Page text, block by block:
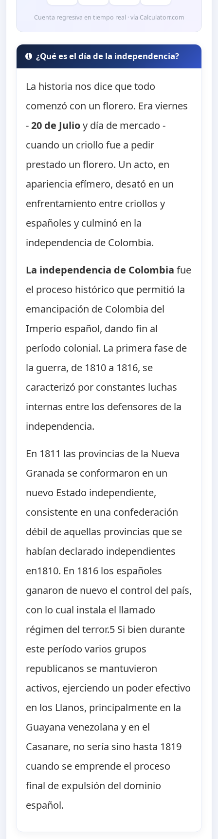
Cuenta regresiva en tiempo real · vía Calculatorr.com
¿Qué es el día de la independencia?
La historia nos dice que todo
comenzó con un florero. Era viernes
-20 de Julioy día de mercado -
cuando un criollo fue a pedir
prestado un florero. Un acto, en
apariencia efímero, desató en un
enfrentamiento entre criollos y
españoles y culminó en la
independencia de Colombia.
La independencia de Colombia fue
el proceso histórico que permitió la
emancipación de Colombia del
Imperio español, dando fin al
período colonial. La primera fase de
la guerra, de 1810 a 1816, se
caracterizó por constantes luchas
internas entre los defensores de la
independencia.
En 1811 las provincias de la Nueva
Granada se conformaron en un
nuevo Estado independiente,
consistente en una confederación
débil de aquellas provincias que se
habían declarado independientes
en1810. En 1816 los españoles
ganaron de nuevo el control del país,
con lo cual instala el llamado
régimen del terror.5 Si bien durante
este período varios grupos
republicanos se mantuvieron
activos, ejerciendo un poder efectivo
en los Llanos, principalmente en la
Guayana venezolana y en el
Casanare, no sería sino hasta 1819
cuando se emprende el proceso
final de expulsión del dominio
español.